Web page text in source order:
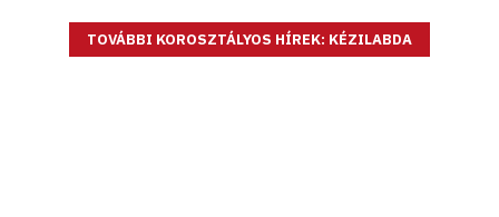
TOVÁBBI KOROSZTÁLYOS HÍREK: KÉZILABDA